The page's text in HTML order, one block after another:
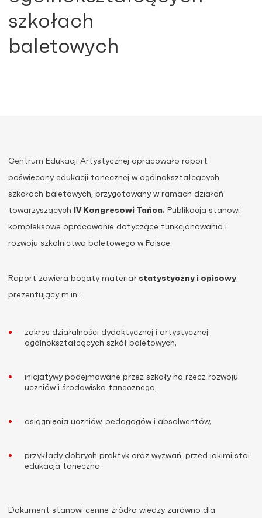
szkołach
baletowych
Centrum Edukacji Artystycznej opracowało raport
poświęcony edukacji tanecznej w ogólnokształcących
szkołach baletowych, przygotowany w ramach działań
towarzyszących
IV Kongresowi Tańca. Publikacja stanowi
kompleksowe opracowanie dotyczące funkcjonowania i
rozwoju szkolnictwa baletowego w Polsce.
Raport zawiera bogaty materiał statystyczny i opisowy,
prezentujący m.in.:
zakres działalności dydaktycznej i artystycznej
ogólnokształcących szkół baletowych,
inicjatywy podejmowane przez szkoły na rzecz rozwoju
uczniów i środowiska tanecznego,
osiągnięcia uczniów, pedagogów i absolwentów,
przykłady dobrych praktyk oraz wyzwań, przed jakimi stoi
edukacja taneczna.
Dokument stanowi cenne źródło wiedzy zarówno dla